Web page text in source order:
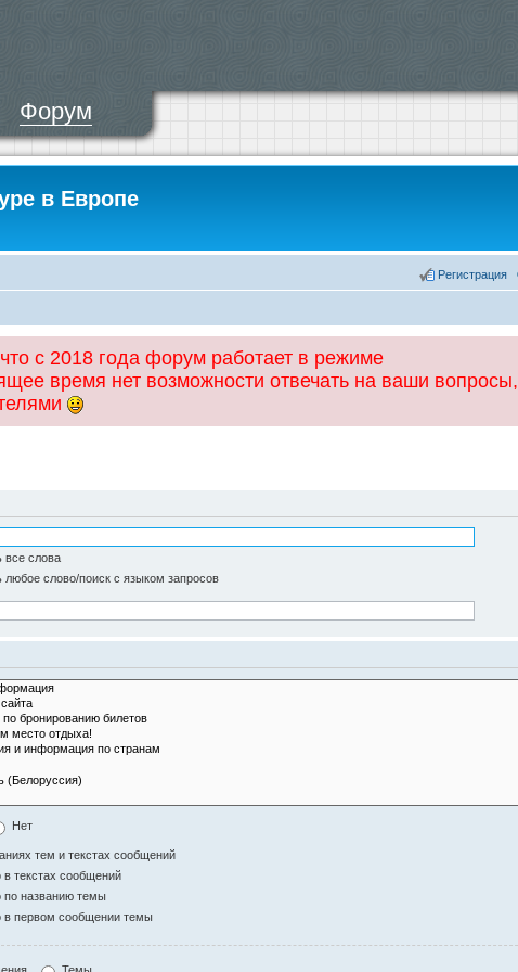
Форум
в Европе
Регистрация
с 2018 года форум работает в режиме
время нет возможности отвечать на ваши вопросы,
все слова
любое слово/поиск с языком запросов
Нет
тем и текстах сообщений
в текстах сообщений
по названию темы
в первом сообщении темы